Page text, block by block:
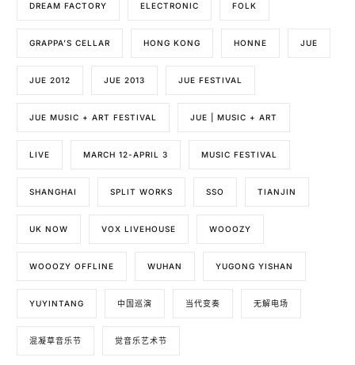
DREAM FACTORY ELECTRONIC FOLK
GRAPPA’S CELLAR HONG KONG HONNE JUE
JUE 2012 JUE 2013 JUE FESTIVAL
JUE MUSIC + ART FESTIVAL JUE | MUSIC + ART
LIVE MARCH 12-APRIL 3 MUSIC FESTIVAL
SHANGHAI SPLIT WORKS SSO TIANJIN
UK NOW VOX LIVEHOUSE WOOOZY
WOOOZY OFFLINE WUHAN YUGONG YISHAN
YUYINTANG 中国巡演 当代变奏 无解电场
混凝草音乐节 觉音乐艺术节